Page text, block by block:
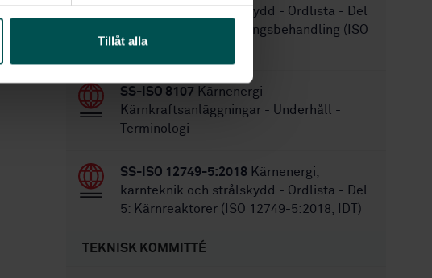
Tillåt alla
kärnteknik och strålskydd - Ordlista - Del
4: Dosimetri för strålningsbehandling (ISO
12749-4:2015, IDT)
SS-ISO 8107 Kärnenergi -
Kärnkraftsanläggningar - Underhåll -
Terminologi
SS-ISO 12749-5:2018 Kärnenergi,
kärnteknik och strålskydd - Ordlista - Del
5: Kärnreaktorer (ISO 12749-5:2018, IDT)
TEKNISK KOMMITTÉ